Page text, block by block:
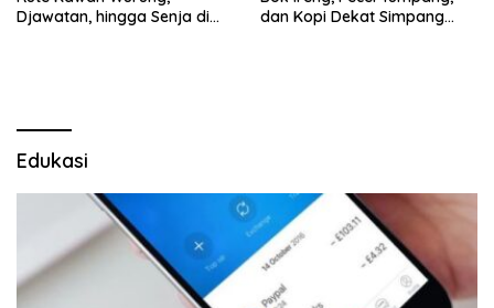
Djawatan, hingga Senja di
dan Kopi Dekat Simpang
Edukasi